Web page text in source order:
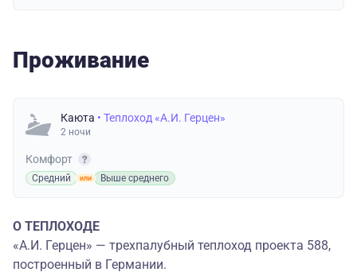
Проживание
Каюта • Теплоход «А.И. Герцен»
2 ночи
Комфорт
Средний Выше среднего
О ТЕПЛОХОДЕ
«А.И. Герцен» — трехпалубный теплоход проекта 588,
построенный в Германии.